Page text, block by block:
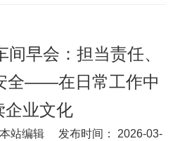
早会：担当责任、
全——在日常工作中
企业文化
编辑 发布时间： 2026-03-